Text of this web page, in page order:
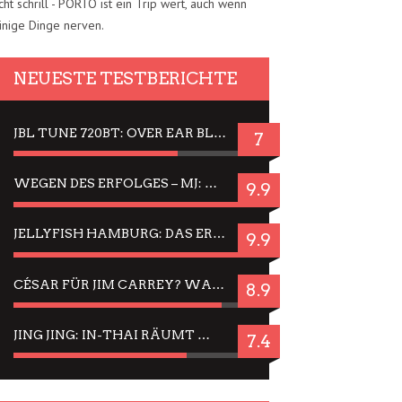
schrill - PORTO ist ein Trip wert, auch wenn
Dinge nerven.
NEUESTE TESTBERICHTE
JBL TUNE 720BT: OVER EAR BLUETOOTH KOPFHÖRER UM DIE 50,-€ IM DAUER-TEST 7
WEGEN DES ERFOLGES – MJ: MICHAEL JACKSON MUSICAL IN EINER MATINEE SEHEN 9.9
JELLYFISH HAMBURG: DAS ERFOLGREICHE SOMMER-MENÜ 2025 IN GEFÜHLEN UND BILDERN 9.9
CÉSAR FÜR JIM CARREY? WARUM DAS EINER DER NERVIGSTEN ACTORS IST UND BLEIBT 8.9
JING JING: IN-THAI RÄUMT WIEDER TITEL AB – EIN ZWEI-STUNDEN-ERLEBNISBERICHT 7.4